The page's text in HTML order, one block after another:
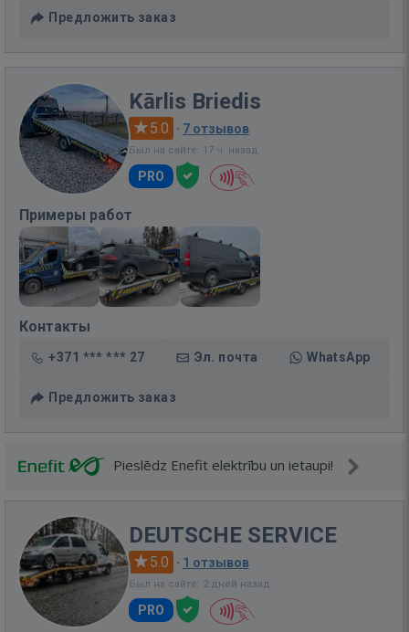
Предложить заказ
Kārlis Briedis
5.0 · 7 отзывов
Был на сайте: 17 ч. назад
PRO
Примеры работ
Контакты
+371 *** *** 27 Эл. почта WhatsApp
Предложить заказ
Pieslēdz Enefit elektrību un ietaupi!
DEUTSCHE SERVICE
5.0 · 1 отзывов
Был на сайте: 2 дней назад
PRO